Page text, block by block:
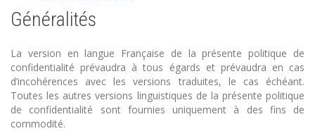
Généralités
La version en langue Française de la présente politique de
confidentialité prévaudra à tous égards et prévaudra en cas
d’incohérences avec les versions traduites, le cas échéant.
Toutes les autres versions linguistiques de la présente politique
de confidentialité sont fournies uniquement à des fins de
commodité.